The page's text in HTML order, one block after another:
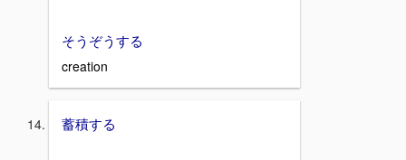
そうぞうする
creation
蓄積する